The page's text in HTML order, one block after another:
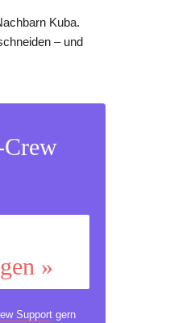
Kuba.
– und
»
Supportgern